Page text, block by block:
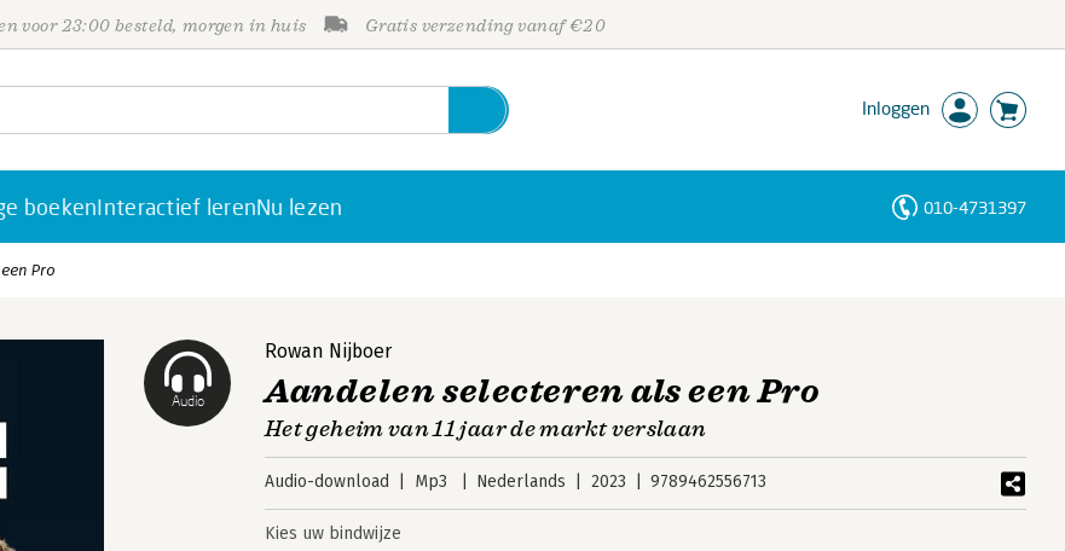
voor 23:00 besteld, morgen in huis Gratis verzending vanaf €20
Inloggen
boekenInteractief lerenNu lezen 010-4731397
Pro
Audio
Rowan Nijboer
Aandelen selecteren als een Pro
Het geheim van 11 jaar de markt verslaan
Audio-download Mp3 Nederlands 2023 9789462556713
Kies uw bindwijze
Personen